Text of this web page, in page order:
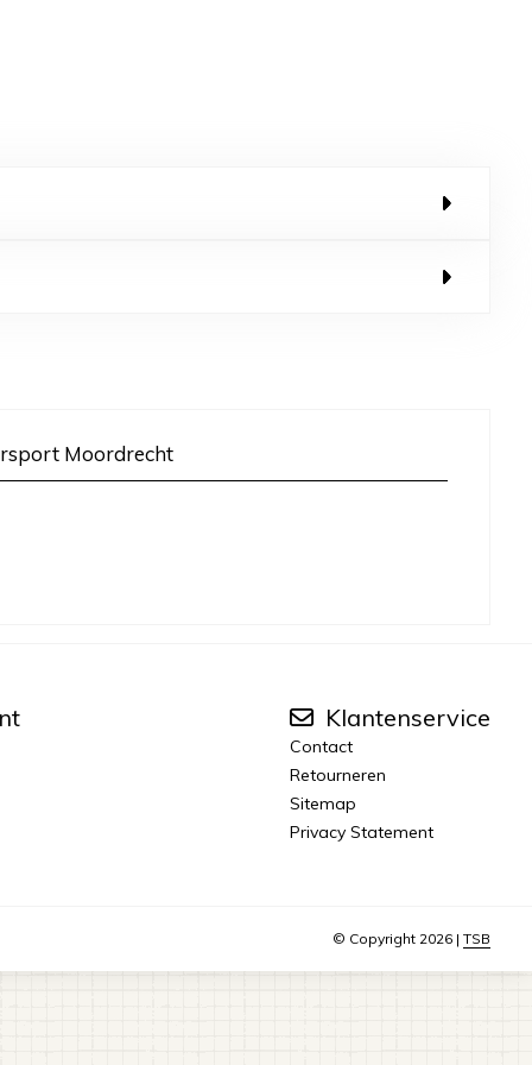
Moordrecht
Klantenservice
Contact
Retourneren
Sitemap
Privacy Statement
© Copyright 2026 | TSB